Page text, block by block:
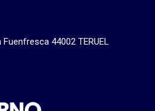
44002 TERUEL